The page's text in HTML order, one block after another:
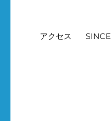
アクセス